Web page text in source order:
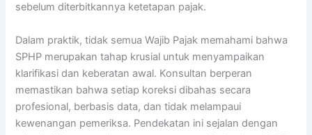
sebelum diterbitkannya ketetapan pajak.
Dalam praktik, tidak semua Wajib Pajak memahami bahwa
SPHP merupakan tahap krusial untuk menyampaikan
klarifikasi dan keberatan awal. Konsultan berperan
memastikan bahwa setiap koreksi dibahas secara
profesional, berbasis data, dan tidak melampaui
kewenangan pemeriksa. Pendekatan ini sejalan dengan